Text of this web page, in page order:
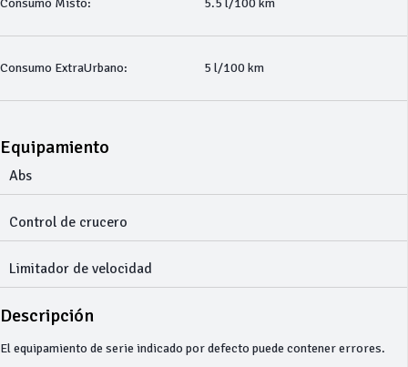
Consumo Misto: 5.5 l/100 km
Consumo ExtraUrbano: 5 l/100 km
Equipamiento
Abs
Control de crucero
Limitador de velocidad
Descripción
El equipamiento de serie indicado por defecto puede contener errores.